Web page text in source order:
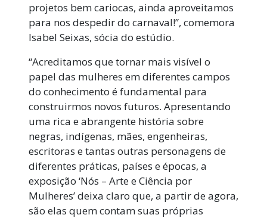
projetos bem cariocas, ainda aproveitamos
para nos despedir do carnaval!”, comemora
Isabel Seixas, sócia do estúdio.
“Acreditamos que tornar mais visível o
papel das mulheres em diferentes campos
do conhecimento é fundamental para
construirmos novos futuros. Apresentando
uma rica e abrangente história sobre
negras, indígenas, mães, engenheiras,
escritoras e tantas outras personagens de
diferentes práticas, países e épocas, a
exposição ‘Nós – Arte e Ciência por
Mulheres’ deixa claro que, a partir de agora,
são elas quem contam suas próprias